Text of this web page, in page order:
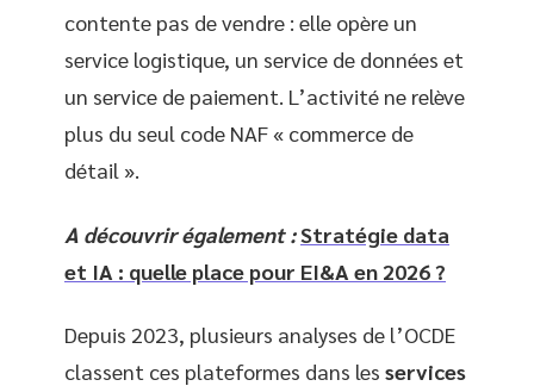
contente pas de vendre : elle opère un
service logistique, un service de données et
un service de paiement. L’activité ne relève
plus du seul code NAF « commerce de
détail ».
A découvrir également : Stratégie data
et IA : quelle place pour EI&A en 2026 ?
Depuis 2023, plusieurs analyses de l’OCDE
classent ces plateformes dans les services